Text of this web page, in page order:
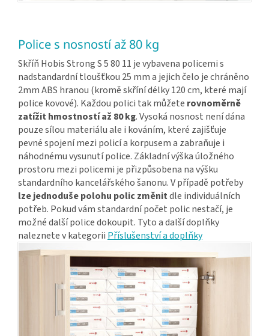
Police s nosností až 80 kg
Skříň Hobis Strong S 5 80 11 je vybavena policemi s
nadstandardní tloušťkou 25 mm a jejich čelo je chráněno
2mm ABS hranou (kromě skříní délky 120 cm, které mají
police kovové). Každou polici tak můžete rovnoměrně
zatížit hmostností až 80 kg. Vysoká nosnost není dána
pouze sílou materiálu ale i kováním, které zajišťuje
pevné spojení mezi policí a korpusem a zabraňuje i
náhodnému vysunutí police. Základní výška úložného
prostoru mezi policemi je přizpůsobena na výšku
standardního kancelářského šanonu. V případě potřeby
lze jednoduše polohu polic změnitdle individuálních
potřeb. Pokud vám standardní počet polic nestačí, je
možné další police dokoupit. Tyto a další doplňky
naleznete v kategorii Příslušenství a doplňky